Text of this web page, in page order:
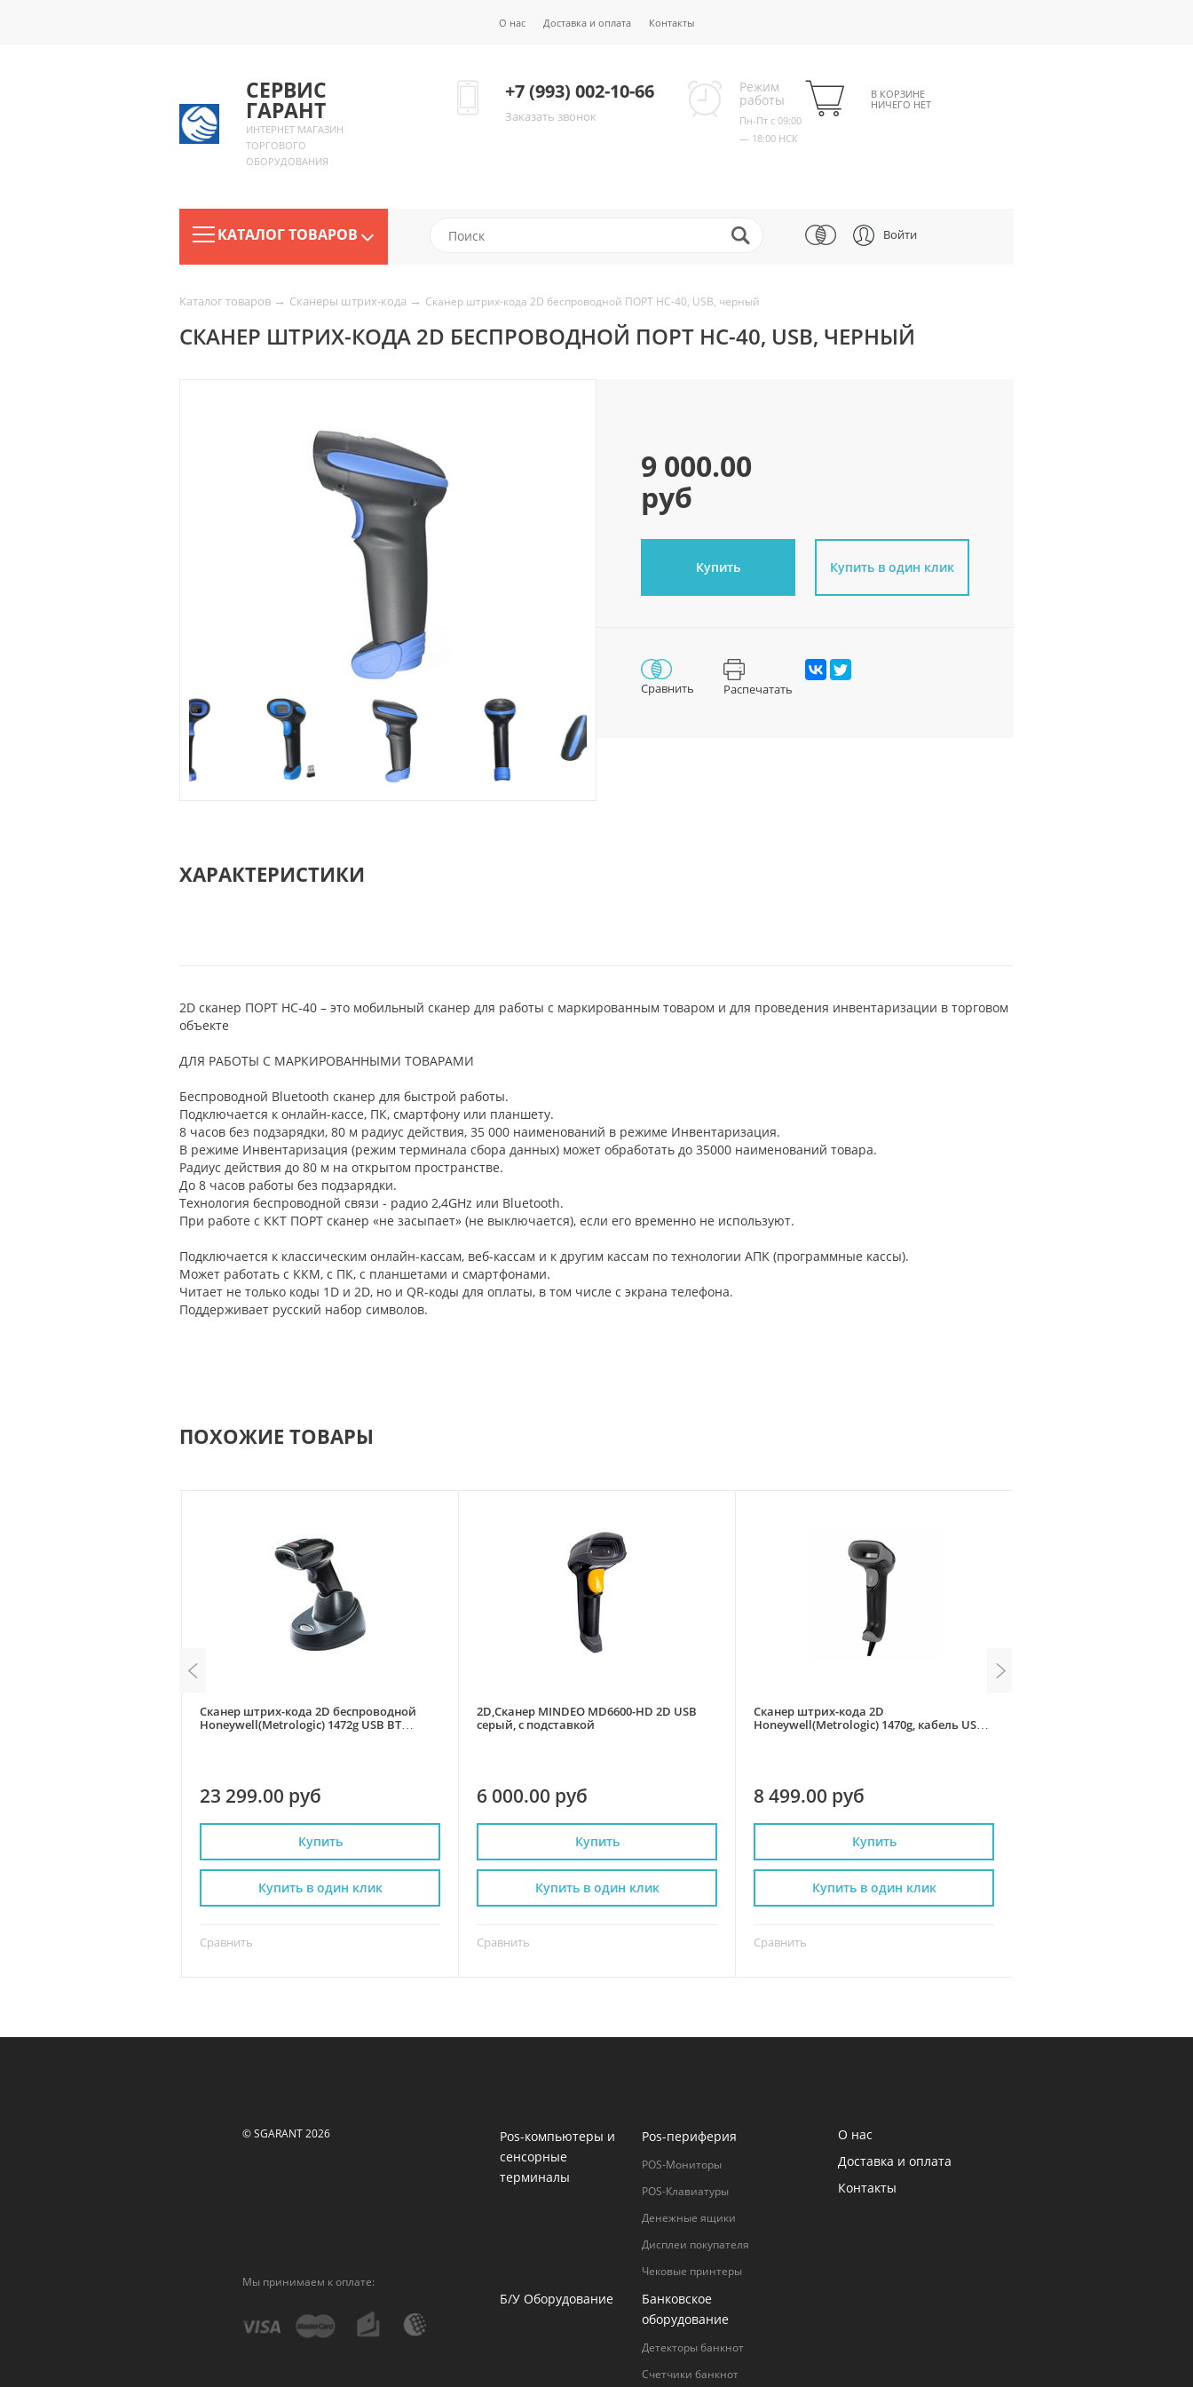
О нас Доставка и оплата Контакты
СЕРВИС
ГАРАНТ
ИНТЕРНЕТ МАГАЗИН
ТОРГОВОГО
ОБОРУДОВАНИЯ
+7 (993) 002-10-66
Заказать звонок
Режим
работы
Пн-Пт с 09:00
— 18:00 НСК
В КОРЗИНЕ
НИЧЕГО НЕТ
КАТАЛОГ ТОВАРОВ Войти
Каталог товаров → Сканеры штрих-кода → Сканер штрих-кода 2D беспроводной ПОРТ НС-40, USB, черный
СКАНЕР ШТРИХ-КОДА 2D БЕСПРОВОДНОЙ ПОРТ НС-40, USB, ЧЕРНЫЙ
9 000.00
руб
Купить Купить в один клик
Сравнить Распечатать
ХАРАКТЕРИСТИКИ
2D сканер ПОРТ HC-40 – это мобильный сканер для работы с маркированным товаром и для проведения инвентаризации в торговом
объекте
ДЛЯ РАБОТЫ С МАРКИРОВАННЫМИ ТОВАРАМИ
Беспроводной Bluetooth сканер для быстрой работы.
Подключается к онлайн-кассе, ПК, смартфону или планшету.
8 часов без подзарядки, 80 м радиус действия, 35 000 наименований в режиме Инвентаризация.
В режиме Инвентаризация (режим терминала сбора данных) может обработать до 35000 наименований товара.
Радиус действия до 80 м на открытом пространстве.
До 8 часов работы без подзарядки.
Технология беспроводной связи - радио 2,4GHz или Bluetooth.
При работе с ККТ ПОРТ сканер «не засыпает» (не выключается), если его временно не используют.
Подключается к классическим онлайн-кассам, веб-кассам и к другим кассам по технологии AПK (программные кассы).
Может работать с ККМ, с ПК, с планшетами и смартфонами.
Читает не только коды 1D и 2D, но и QR-коды для оплаты, в том числе с экрана телефона.
Поддерживает русский набор символов.
ПОХОЖИЕ ТОВАРЫ
Сканер штрих-кода 2D беспроводной
Honeywell(Metrologic) 1472g USB BT
23 299.00 руб
Купить
Сравнить
Купить в один клик
2D,Сканер MINDEO MD6600-HD 2D USB
серый, с подставкой
6 000.00 руб
Купить
Сравнить
Купить в один клик
Сканер штрих-кода 2D
Honeywell(Metrologic) 1470g, кабель USB
8 499.00 руб
Купить
Сравнить
Купить в один клик
© SGARANT 2026
Мы принимаем к оплате:
Pos-компьютеры и
сенсорные
терминалы
Pos-периферия
POS-Мониторы
POS-Клавиатуры
Денежные ящики
Дисплеи покупателя
Чековые принтеры
Б/У Оборудование
Банковское
оборудование
Детекторы банкнот
Счетчики банкнот
О нас
Доставка и оплата
Контакты